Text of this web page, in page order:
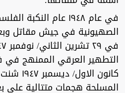
في عام ١٩٤٨ عام
الصهيونية في جيش مقاتل
التطهير العرقي الممنهج
كانون
المسلحة هجمات متتالية على